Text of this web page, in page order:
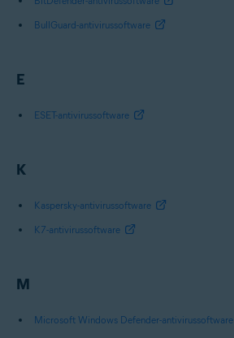
BullGuard-antivirussoftware
E
ESET-antivirussoftware
K
Kaspersky-antivirussoftware
K7-antivirussoftware
M
Microsoft Windows Defender-antivirussoftware